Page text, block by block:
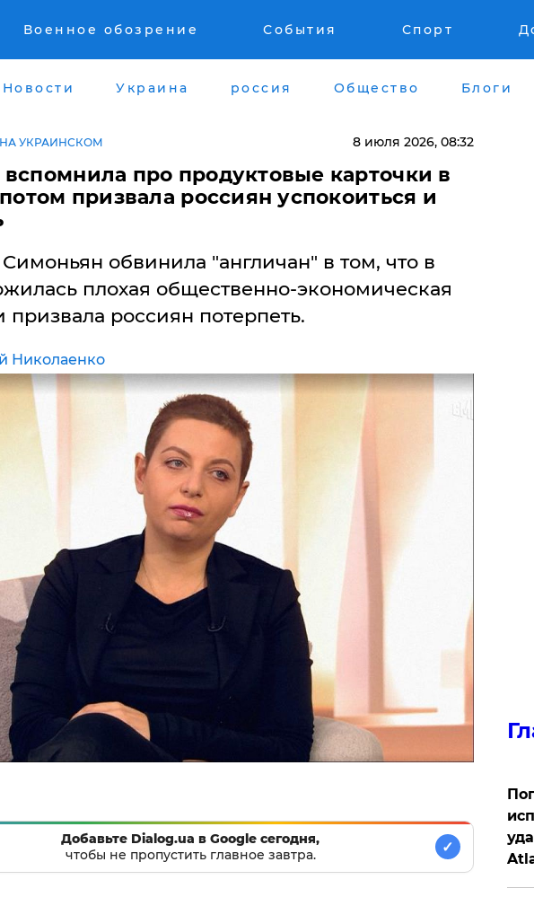
Военное обозрение События Спорт
Новости Украина россия Общество Блоги
УКРАИНСКОМ 8 июля 2026, 08:32
про продуктовые карточки в
призвала россиян успокоиться и
обвинила "англичан" в том, что в
плохая общественно-экономическая
призвала россиян потерпеть.
Николаенко
Добавьте Dialog.ua в Google сегодня,
чтобы не пропустить главное завтра.
✓